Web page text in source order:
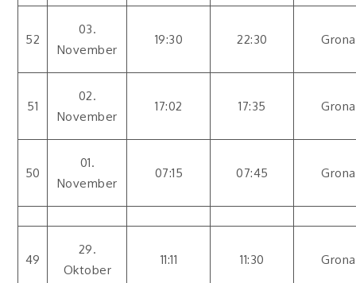
52
03.
November
19:30 22:30
51
02.
November
17:02 17:35
50
01.
November
07:15 07:45
49
29.
Oktober
11:11 11:30